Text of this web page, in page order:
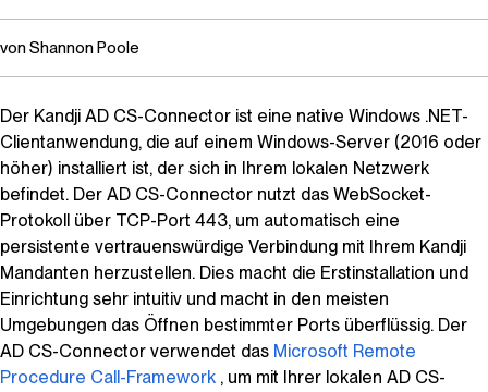
von Shannon Poole
Der Kandji AD CS-Connector ist eine native Windows .NET-
Clientanwendung, die auf einem Windows-Server (2016 oder
höher) installiert ist, der sich in Ihrem lokalen Netzwerk
befindet. Der AD CS-Connector nutzt das WebSocket-
Protokoll über TCP-Port 443, um automatisch eine
persistente vertrauenswürdige Verbindung mit Ihrem Kandji
Mandanten herzustellen. Dies macht die Erstinstallation und
Einrichtung sehr intuitiv und macht in den meisten
Umgebungen das Öffnen bestimmter Ports überflüssig. Der
AD CS-Connector verwendet das Microsoft Remote
Procedure Call-Framework , um mit Ihrer lokalen AD CS-